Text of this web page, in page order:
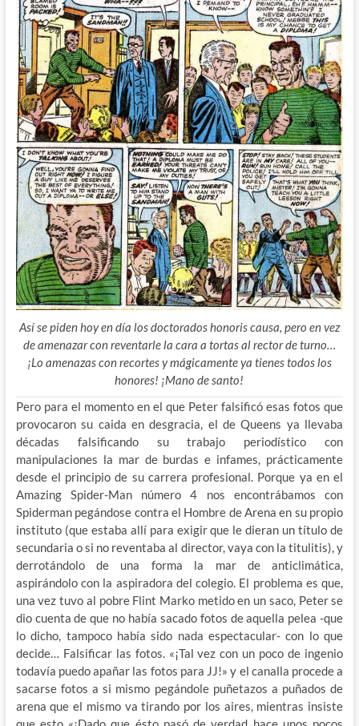
Así se piden hoy en día los doctorados honoris causa, pero en vez
de amenazar con reventarle la cara a tortas al rector de turno…
¡Lo amenazas con recortes y mágicamente ya tienes todos los
honores! ¡Mano de santo!
Pero para el momento en el que Peter falsificó esas fotos que
provocaron su caida en desgracia, el de Queens ya llevaba
décadas falsificando su trabajo periodístico con
manipulaciones la mar de burdas e infames, prácticamente
desde el principio de su carrera profesional. Porque ya en el
Amazing Spider-Man número 4 nos encontrábamos con
Spiderman pegándose contra el Hombre de Arena en su propio
instituto (que estaba allí para exigir que le dieran un título de
secundaria o si no reventaba al director, vaya con la titulitis), y
derrotándolo de una forma la mar de anticlimática,
aspirándolo con la aspiradora del colegio. El problema es que,
una vez tuvo al pobre Flint Marko metido en un saco, Peter se
dio cuenta de que no había sacado fotos de aquella pelea -que
lo dicho, tampoco había sido nada espectacular- con lo que
decide… Falsificar las fotos. «¡Tal vez con un poco de ingenio
todavía puedo apañar las fotos para JJ!» y el canalla procede a
sacarse fotos a si mismo pegándole puñetazos a puñados de
arena que el mismo va tirando por los aires, mientras insiste